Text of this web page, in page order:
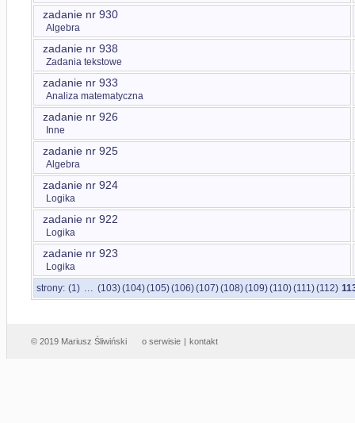
zadanie nr 930
Algebra
zadanie nr 938
Zadania tekstowe
zadanie nr 933
Analiza matematyczna
zadanie nr 926
Inne
zadanie nr 925
Algebra
zadanie nr 924
Logika
zadanie nr 922
Logika
zadanie nr 923
Logika
strony: (1) ... (103)(104)(105)(106)(107)(108)(109)(110)(111)(112)
© 2019 Mariusz Śliwiński o serwisie | kontakt